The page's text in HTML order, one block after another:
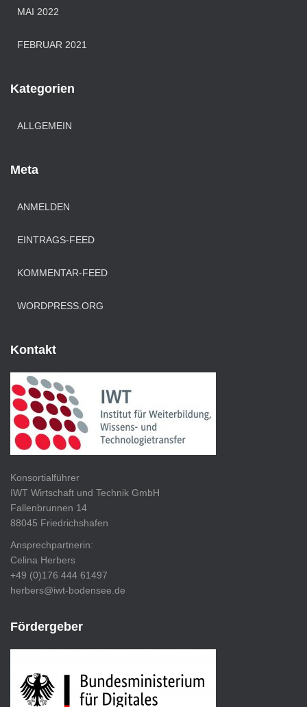
MAI 2022
FEBRUAR 2021
Kategorien
ALLGEMEIN
Meta
ANMELDEN
EINTRAGS-FEED
KOMMENTAR-FEED
WORDPRESS.ORG
Kontakt
Konsortialführer
IWT Wirtschaft und Technik GmbH
Fallenbrunnen 14
88045 Friedrichshafen
Ansprechpartnerin:
Celina Herbers
+49 (0)176 444 61497
herbers@iwt-bodensee.de
Fördergeber